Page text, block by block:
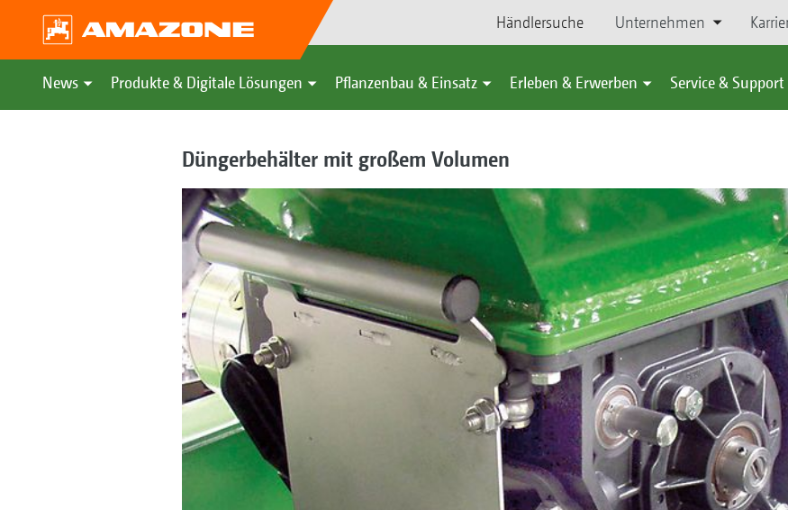
Händlersuche Unternehmen
News Produkte & Digitale Lösungen Pflanzenbau & Einsatz Erleben & Erwerben Service & Support
Düngerbehälter mit großem Volumen